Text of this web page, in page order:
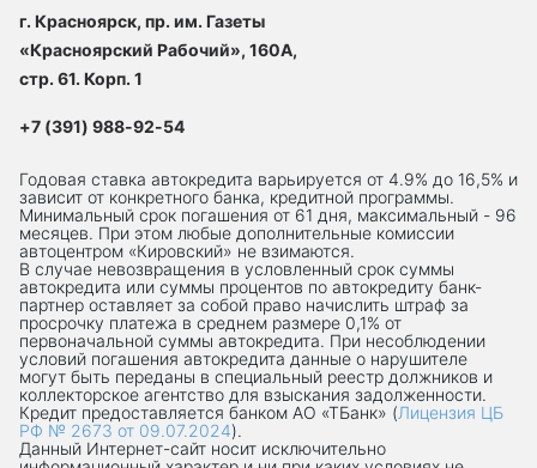
г. Красноярск, пр. им. Газеты
«Красноярский Рабочий», 160А,
стр. 61. Корп. 1
+7 (391) 988-92-54
Годовая ставка автокредита варьируется от 4.9% до 16,5% и
зависит от конкретного банка, кредитной программы.
Минимальный срок погашения от 61 дня, максимальный - 96
месяцев. При этом любые дополнительные комиссии
автоцентром «Кировский» не взимаются.
В случае невозвращения в условленный срок суммы
автокредита или суммы процентов по автокредиту банк-
партнер оставляет за собой право начислить штраф за
просрочку платежа в среднем размере 0,1% от
первоначальной суммы автокредита. При несоблюдении
условий погашения автокредита данные о нарушителе
могут быть переданы в специальный реестр должников и
коллекторское агентство для взыскания задолженности.
Кредит предоставляется банком АО «ТБанк» (Лицензия ЦБ
РФ № 2673 от 09.07.2024).
Данный Интернет-сaйт носит исключительно